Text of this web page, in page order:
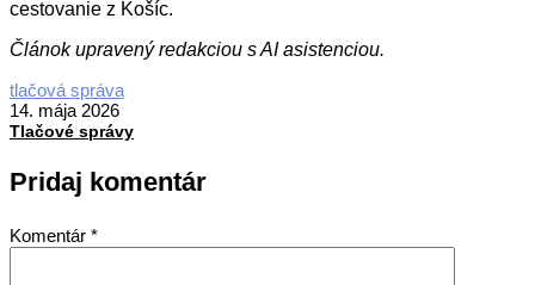
cestovanie z Košíc.
Článok upravený redakciou s AI asistenciou.
2026-
05-
14
tlačová správa
14. mája 2026
Tlačové správy
Pridaj komentár
Komentár *